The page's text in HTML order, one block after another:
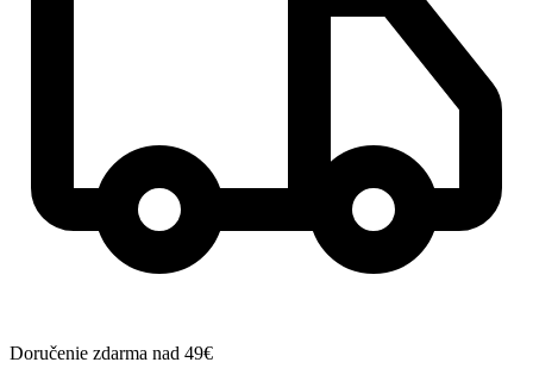
Doručenie zdarma nad 49€